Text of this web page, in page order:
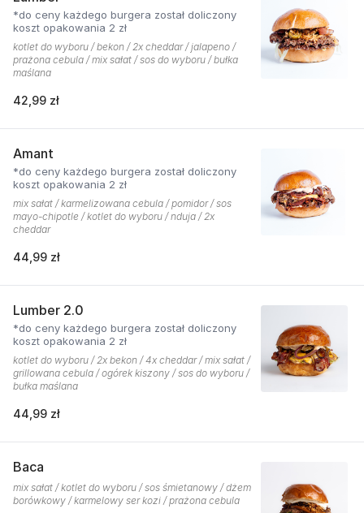
*do ceny każdego burgera został doliczony
koszt opakowania 2 zł
kotlet do wyboru / bekon / 2x cheddar / jalapeno /
prażona cebula / mix sałat / sos do wyboru / bułka
maślana
42,99 zł
Amant
*do ceny każdego burgera został doliczony
koszt opakowania 2 zł
mix sałat / karmelizowana cebula / pomidor / sos
mayo-chipotle / kotlet do wyboru / nduja / 2x
cheddar
44,99 zł
Lumber 2.0
*do ceny każdego burgera został doliczony
koszt opakowania 2 zł
kotlet do wyboru / 2x bekon / 4x cheddar / mix sałat /
grillowana cebula / ogórek kiszony / sos do wyboru /
bułka maślana
44,99 zł
Baca
mix sałat / kotlet do wyboru / sos śmietanowy / dżem
borówkowy / karmelowy ser kozi / prażona cebula